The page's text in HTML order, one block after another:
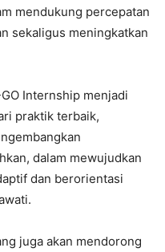
mendukung percepatan
sekaligus meningkatkan
Internship menjadi
praktik terbaik,
dalam mewujudkan
dan berorientasi
juga akan mendorong